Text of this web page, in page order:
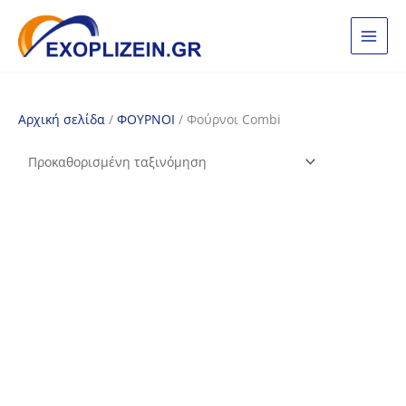
στο
περιεχόμενο
Αρχική σελίδα / ΦΟΥΡΝΟΙ / Φούρνοι Combi